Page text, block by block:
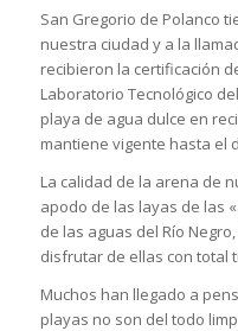
San Gregorio de Polanco
nuestra ciudad y a la
recibieron la certificación
Laboratorio Tecnológico
playa de agua dulce en
mantiene vigente hasta el
La calidad de la arena de
apodo de las layas de las
de las aguas del Río
disfrutar de ellas con total
Muchos han llegado a
playas no son del todo